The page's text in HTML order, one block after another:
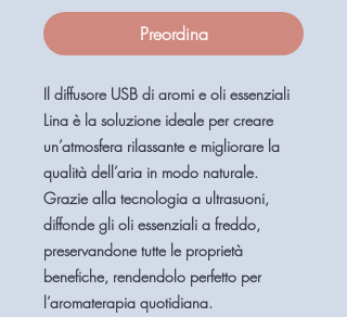
Preordina
Il diffusore USB di aromi e oli essenziali
Lina è la soluzione ideale per creare
un’atmosfera rilassante e migliorare la
qualità dell’aria in modo naturale.
Grazie alla tecnologia a ultrasuoni,
diffonde gli oli essenziali a freddo,
preservandone tutte le proprietà
benefiche, rendendolo perfetto per
l’aromaterapia quotidiana.